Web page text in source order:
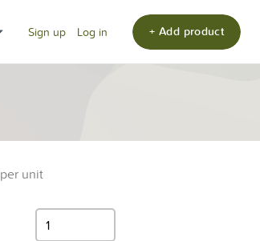
Sign up Log in + Add product
per unit